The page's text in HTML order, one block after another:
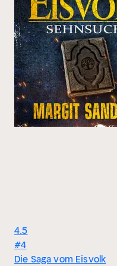
4.5
#4
Die Saga vom Eisvolk